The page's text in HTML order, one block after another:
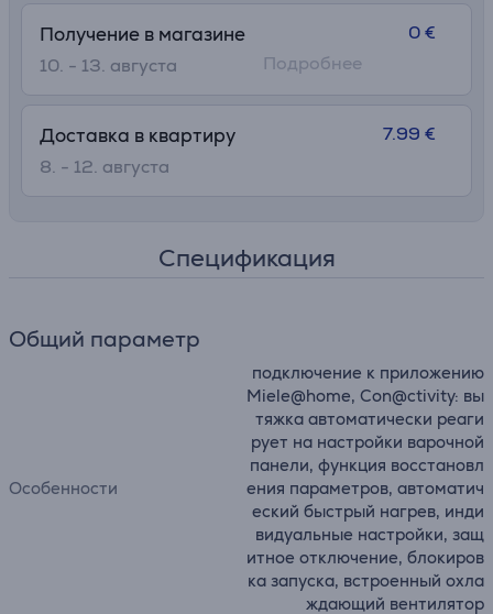
Получение в магазине
10. - 13. августа
0 €
Подробнее
Доставка в квартиру
8. - 12. августа
7.99 €
Спецификация
Общий параметр
Особенности
подключение к приложению
Miele@home, Con@ctivity: вы
тяжка автоматически реаги
рует на настройки варочной
панели, функция восстановл
ения параметров, автоматич
еский быстрый нагрев, инди
видуальные настройки, защ
итное отключение, блокиров
ка запуска, встроенный охла
ждающий вентилятор